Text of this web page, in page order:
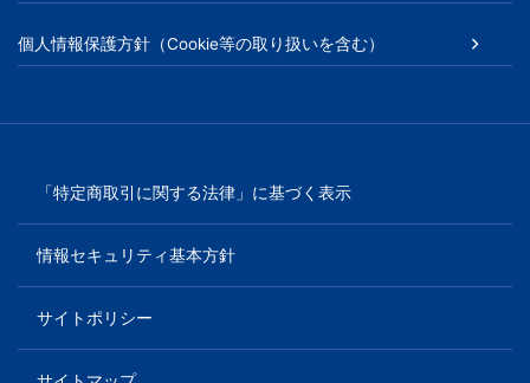
小
け
籍、
個人情報保護方針（Cookie等の取り扱いを含む）
「特定商取引に関する法律」に基づく表示
情報セキュリティ基本方針
サイトポリシー